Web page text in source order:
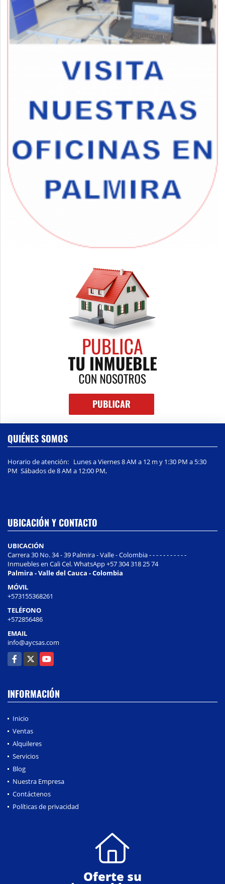
QUIÉNES SOMOS
Horario de atención: Lunes a Viernes 8 AM a 12 m y 1:30 PM a 5:30
PM Sábados de 8 AM a 12:00 PM,
UBICACIÓN Y CONTACTO
UBICACIÓN
Carrera 30 No. 34 - 39 Palmira - Valle - Colombia - - - - - - - - - - -
Inmuebles en Cali Cel. WhatsApp +57 304 318 25 74
Palmira - Valle del Cauca - Colombia
MÓVIL
+573155368261
TELÉFONO
+572856486
EMAIL
info@aycsas.com
Facebook
X YouTube
INFORMACIÓN
Inicio
Ventas
Alquileres
Servicios
Blog
Nuestra Empresa
Contáctenos
Políticas de privacidad
Oferte su